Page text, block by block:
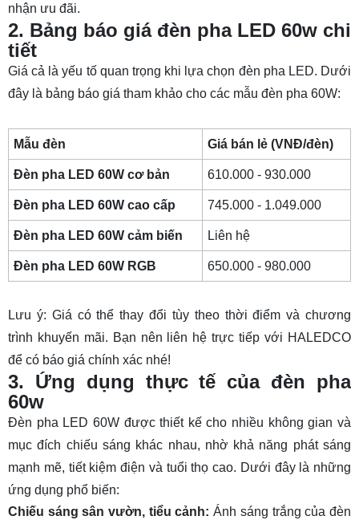
nhận ưu đãi.
2. Bảng báo giá đèn pha LED 60w chi
tiết
Giá cả là yếu tố quan trọng khi lựa chọn đèn pha LED. Dưới
đây là bảng báo giá tham khảo cho các mẫu đèn pha 60W:
Mẫu đèn Giá bán lẻ (VNĐ/đèn)
Đèn pha LED 60W cơ bản 610.000 - 930.000
Đèn pha LED 60W cao cấp 745.000 - 1.049.000
Đèn pha LED 60W cảm biến Liên hệ
Đèn pha LED 60W RGB 650.000 - 980.000
Lưu ý: Giá có thể thay đổi tùy theo thời điểm và chương
trình khuyến mãi. Bạn nên liên hệ trực tiếp với HALEDCO
để có báo giá chính xác nhé!
3. Ứng dụng thực tế của đèn pha
60w
Đèn pha LED 60W được thiết kế cho nhiều không gian và
mục đích chiếu sáng khác nhau, nhờ khả năng phát sáng
mạnh mẽ, tiết kiệm điện và tuổi thọ cao. Dưới đây là những
ứng dụng phổ biến:
Chiếu sáng sân vườn, tiểu cảnh:Ánh sáng trắng của đèn